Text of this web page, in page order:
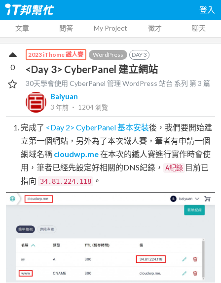
登入
文章 問答 My Project 徵才 聊天
2023 iThome 鐵人賽 WordPress DAY3
<Day 3> CyberPanel 建立網站
30天學會使用 CyberPanel 管理 WordPress 站台 系列 第3 篇
Baiyuan
3 年前 ‧ 1204瀏覽
0
完成了 <Day 2> CyberPanel 基本安裝後，我們要開始建
立第一個網站，另外為了本次鐵人賽，筆者有申請一個
網域名稱 cloudwp.me在本次的鐵人賽進行實作時會使
用，筆者已經先設定好相關的DNS紀錄，
A紀錄 目前已
指向 34.81.224.118 。